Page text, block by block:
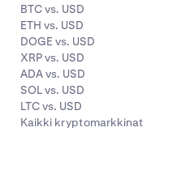
BTC vs. USD
ETH vs. USD
DOGE vs. USD
XRP vs. USD
ADA vs. USD
SOL vs. USD
LTC vs. USD
Kaikki kryptomarkkinat